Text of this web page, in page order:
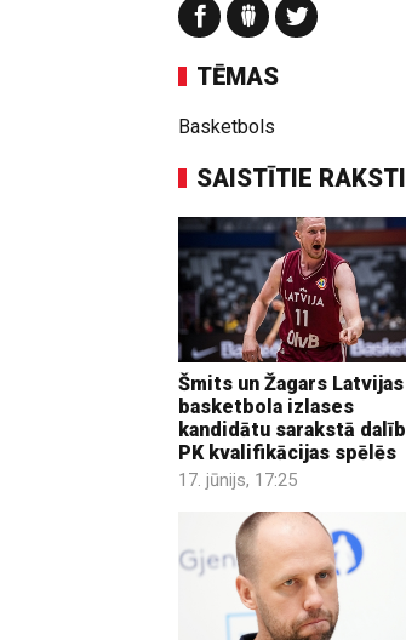
TĒMAS
Basketbols
SAISTĪTIE RAKSTI
Šmits un Žagars Latvijas
basketbola izlases
kandidātu sarakstā
PK kvalifikācijas spēlēs
17. jūnijs, 17:25